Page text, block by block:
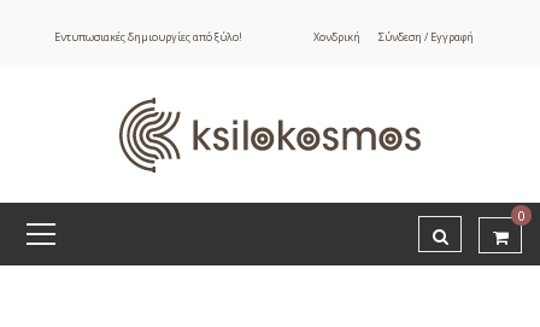
Εντυπωσιακές δημιουργίες από ξύλο! Χονδρική Σύνδεση / Εγγραφή
0